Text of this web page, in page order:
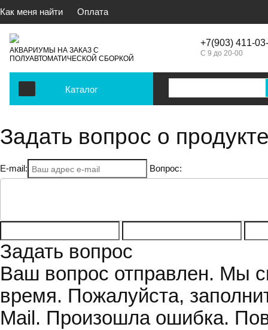
Как меня найти Оплата
АКВАРИУМЫ НА ЗАКАЗ С
ПОЛУАВТОМАТИЧЕСКОЙ СБОРКОЙ
+7(903) 411-
С 9 до 20-00
Каталог
Задать вопрос о
E-mail: Вопрос:
Задать вопрос
Ваш вопрос отправлен. Мы
время. Пожалуйста,
Mail. Произошла ошибка.